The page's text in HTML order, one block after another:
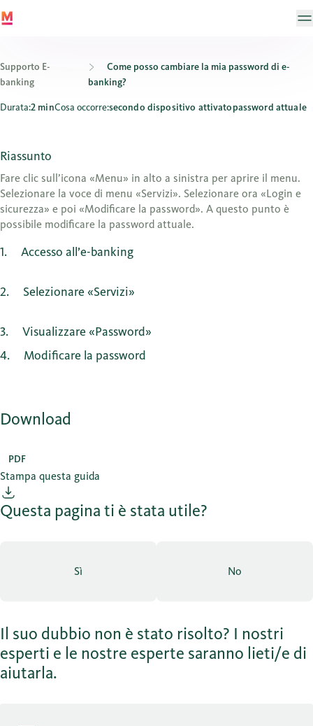
Supporto E-
banking
Come posso cambiare la mia password di e-
banking?
Come posso cambiare la mia password di e-banking?
Durata:2 minCosa occorre:secondo dispositivo attivatopassword attuale
Riassunto
Fare clic sull’icona «Menu» in alto a sinistra per aprire il menu.
Selezionare la voce di menu «Servizi». Selezionare ora «Login e
sicurezza» e poi «Modificare la password». A questo punto è
possibile modificare la password attuale.
1 Accesso all’e-banking
2 Selezionare «Servizi»
3
Visualizzare «Password»
4
Modificare la password
Download
PDF
Stampa questa guida
Questa pagina ti è stata utile?
Sì No
Il suo dubbio non è stato risolto? I nostri
esperti e le nostre esperte saranno lieti/e di
aiutarla.